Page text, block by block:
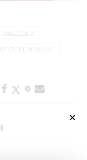
PALCO MP3
MUSICALE